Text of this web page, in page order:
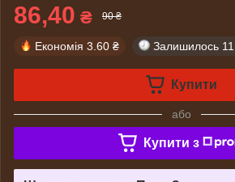
86,40 ₴ 90 ₴
Економія 3.60 ₴ Залишилось
Купити
або
Купити з